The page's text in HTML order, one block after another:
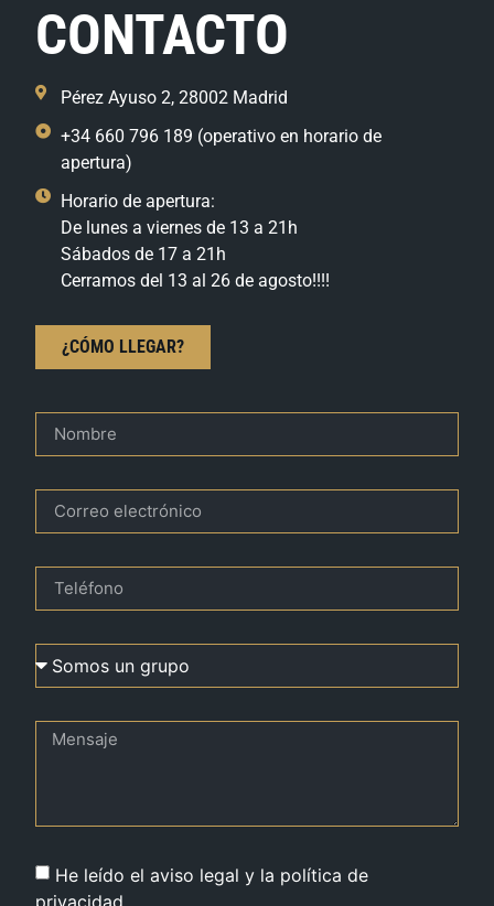
CONTACTO
Pérez Ayuso 2, 28002 Madrid
+34 660 796 189 (operativo en horario de
apertura)
Horario de apertura:
De lunes a viernes de 13 a 21h
Sábados de 17 a 21h
Cerramos del 13 al 26 de agosto!!!!
¿CÓMO LLEGAR?
He leído el aviso legal y la política de
privacidad